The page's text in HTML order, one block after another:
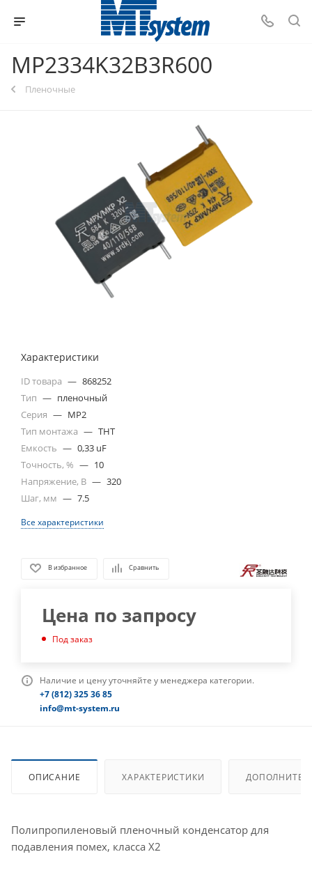
MP2334K32B3R600
Пленочные
Характеристики
ID товара — 868252
Тип — пленочный
Серия — MP2
Тип монтажа — THT
Емкость — 0,33 uF
Точность, % — 10
Напряжение, В — 320
Шаг, мм — 7.5
Все характеристики
В избранное Сравнить
Цена по запросу
Под заказ
Наличие и цену уточняйте у менеджера категории.
+7 (812) 325 36 85
info@mt-system.ru
ОПИСАНИЕ ХАРАКТЕРИСТИКИ
Полипропиленовый пленочный конденсатор для
подавления помех, класса X2